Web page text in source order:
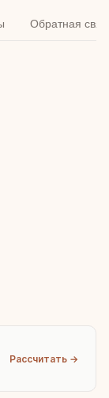
Обратная
Рассчитать →